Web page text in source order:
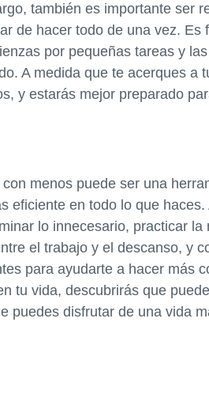
también es importante ser
de hacer todo de una vez.
por pequeñas tareas y
A medida que te acerques a
y estarás mejor preparado
menos puede ser una
eficiente en todo lo que
lo innecesario, practicar
el trabajo y el descanso, y
para ayudarte a hacer más
tu vida, descubrirás que
puedes disfrutar de una vida